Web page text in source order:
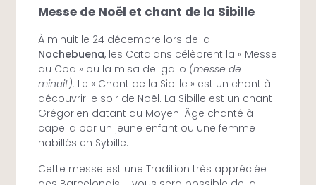
Messe de Noël et chant de la Sibille
À minuit le 24 décembre lors de la
Nochebuena, les Catalans célèbrent la « Messe
du Coq » ou la misa del gallo (messe de
minuit). Le « Chant de la Sibille » est un chant à
découvrir le soir de Noël. La Sibille est un chant
Grégorien datant du Moyen-Âge chanté à
capella par un jeune enfant ou une femme
habillés en Sybille.
Cette messe est une Tradition très appréciée